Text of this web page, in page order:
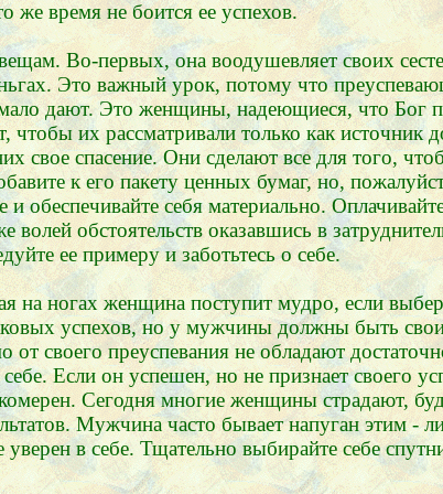
же время не боится ее успехов.
Во-первых, она воодушевляет своих
Это важный урок, потому что
дают. Это женщины, надеющиеся, что Бог
их рассматривали только как
свое спасение. Они сделают все для того,
к его пакету ценных бумаг, но,
обеспечивайте себя материально.
обстоятельств оказавшись в
ее примеру и заботьтесь о себе.
на ногах женщина поступит мудро, если
успехов, но у мужчины должны быть
своего преуспевания не обладают
Если он успешен, но не признает своего
Сегодня многие женщины страдают,
Мужчина часто бывает напуган этим -
в себе. Тщательно выбирайте себе